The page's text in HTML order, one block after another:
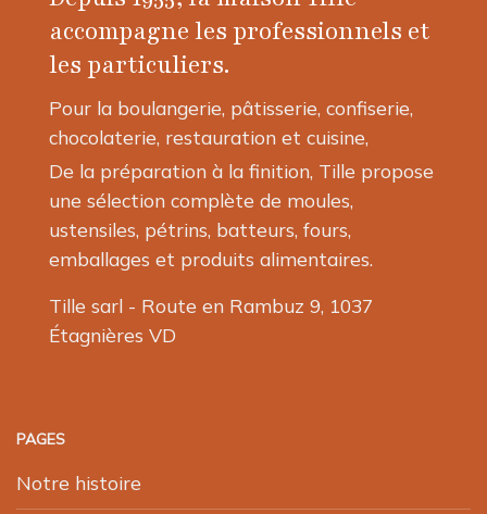
accompagne les professionnels et
les particuliers.
Pour la boulangerie, pâtisserie, confiserie,
chocolaterie, restauration et cuisine,
De la préparation à la finition, Tille propose
une sélection complète de moules,
ustensiles, pétrins, batteurs, fours,
emballages et produits alimentaires.
Tille sarl - Route en Rambuz 9, 1037
Étagnières VD
PAGES
Notre histoire